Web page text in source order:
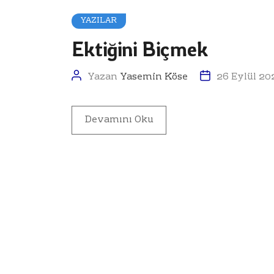
YAZILAR
Ektiğini Biçmek
Yazan Yasemin Köse 26 Eylül
Devamını Oku